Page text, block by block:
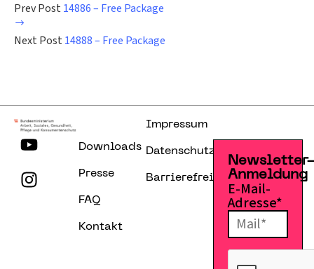
Prev Post 14886 – Free Package
Next Post 14888 – Free Package
Downloads
Presse
FAQ
Kontakt
Impressum
Datenschutzerklärung
Barrierefreiheitserklärung
Anmeldung
E-Mail-
Adresse*